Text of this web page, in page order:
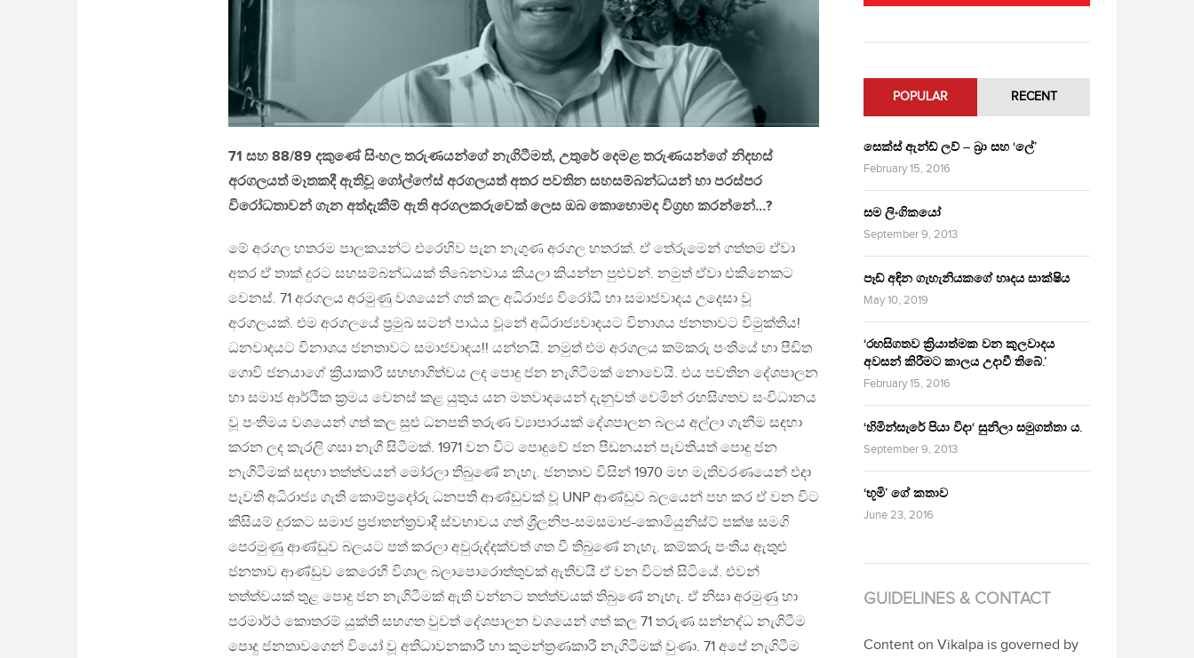
71 සහ 88/89 දකුණේ සිංහල තරුණයන්ගේ නැගිටීමත්, උතුරේ දෙමළ තරුණයන්ගේ නිදහස්
අරගලයත් මෑතකදී ඇතිවූ ගෝල්ෆේස් අරගලයත් අතර පවතින සහසම්බන්ධයන් හා පරස්පර
විරෝධතාවන් ගැන අත්දැකීම් ඇති අරගලකරුවෙක් ලෙස ඔබ කොහොමද විග්‍රහ කරන්නේ…?
මේ අරගල හතරම පාලකයන්ට එරෙහිව පැන නැගුණ අරගල හතරක්. ඒ තේරුමෙන් ගත්තම ඒවා
අතර ඒ තාක් දුරට සහසම්බන්ධයක් තිබෙනවාය කියලා කියන්න පුළුවන්. නමුත් ඒවා එකිනෙකට
වෙනස්. 71 අරගලය අරමුණු වශයෙන් ගත් කල අධිරාජ්‍ය විරෝධී හා සමාජවාදය උදෙසා වූ
අරගලයක්. එම අරගලයේ ප්‍රමුඛ සටන් පාඨය වූනේ අධිරාජ්‍යවාදයට විනාශය ජනතාවට විමුක්තිය!
ධනවාදයට විනාශය ජනතාවට සමාජවාදය!! යන්නයි. නමුත් එම අරගලය කම්කරු පංතියේ හා පීඩිත
ගොවි ජනයාගේ ක්‍රියාකාරී සහභාගිත්වය ලද පොදු ජන නැගිටීමක් නොවෙයි. එය පවතින දේශපාලන
හා සමාජ ආර්ථික ක්‍රමය වෙනස් කළ යුතුය යන මතවාදයෙන් දැනුවත් වෙමින් රහසිගතව සංවිධානය
වූ පංතිමය වශයෙන් ගත් කල සුළු ධනපති තරුණ ව්‍යාපාරයක් දේශපාලන බලය අල්ලා ගැනීම සඳහා
කරන ලද කැරලි ගසා නැගී සිටීමක්. 1971 වන විට පොදුවේ ජන පීඩනයන් පැවතියත් පොදු ජන
නැගිටීමක් සඳහා තත්ත්වයන් මෝරලා තිබුණේ නැහැ. ජනතාව විසින් 1970 මහ මැතිවරණයෙන් එදා
පැවති අධිරාජ්‍ය ගැති කොම්ප්‍රදෝරු ධනපති ආණ්ඩුවක් වූ UNP ආණ්ඩුව බලයෙන් පහ කර ඒ වන විට
කිසියම් දුරකට සමාජ ප්‍රජාතන්ත්‍රවාදී ස්වභාවය ගත් ශ්‍රීලනිප-සමසමාජ-කොමියුනිස්ට් පක්ෂ සමගි
පෙරමුණු ආණ්ඩුව බලයට පත් කරලා අවුරුද්දක්වත් ගත වී තිබුණේ නැහැ. කම්කරු පංතිය ඇතුළු
ජනතාව ආණ්ඩුව කෙරෙහි විශාල බලාපොරොත්තුවක් ඇතිවයි ඒ වන විටත් සිටියේ. එවන්
තත්ත්වයක් තුළ පොදු ජන නැගිටීමක් ඇති වන්නට තත්ත්වයක් තිබුණේ නැහැ. ඒ නිසා අරමුණු හා
පරමාර්ථ කොතරම් යුක්ති සහගත වුවත් දේශපාලන වශයෙන් ගත් කල 71 තරුණ සන්නද්ධ නැගිටීම
පොදු ජනතාවගෙන් වියෝ වූ අතිධාවනකාරී හා කුමන්ත්‍රණකාරී නැගිටීමක් වුණා. 71 අපේ නැගිටීම
POPULAR RECENT
සෙක්ස් ඇන්ඩ් ලව් – බ්‍රා සහ ‘ලේ’
February 15, 2016
සම ලිංගිකයෝ
September 9, 2013
පෑඩ් අඳින ගැහැනියකගේ හෘදය සාක්ෂිය
May 10, 2019
‘රහසිගතව ක්‍රියාත්මක වන කුලවාදය
අවසන් කිරීමට කාලය උදාවී තිබේ.’
February 15, 2016
‘හිමින්සැරේ පියා විදා‘ සුනිලා සමුගත්තා ය.
September 9, 2013
‘භූමි’ ගේ කතාව
June 23, 2016
GUIDELINES & CONTACT
Content on Vikalpa is governed by